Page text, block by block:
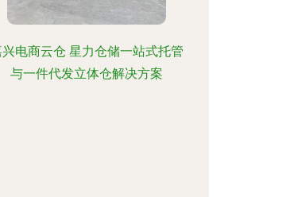
电商云仓 星力仓储一站式托管
与一件代发立体仓解决方案